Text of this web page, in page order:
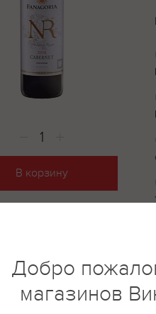
В корзину
Добро
магазинов